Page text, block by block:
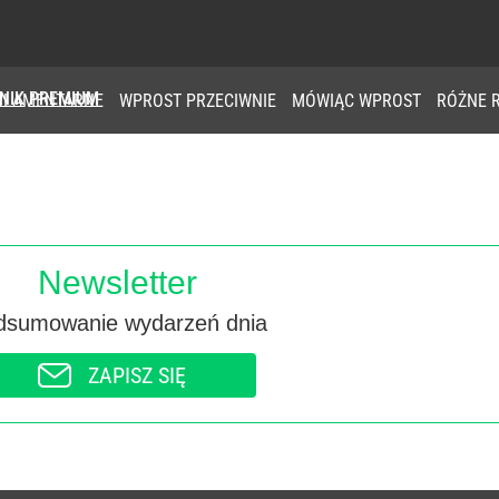
PREMIUM WPROST PRZECIWNIE MÓWIĄC WPROST RÓŻNE
Newsletter
wydarzeń dnia
ZAPISZ SIĘ